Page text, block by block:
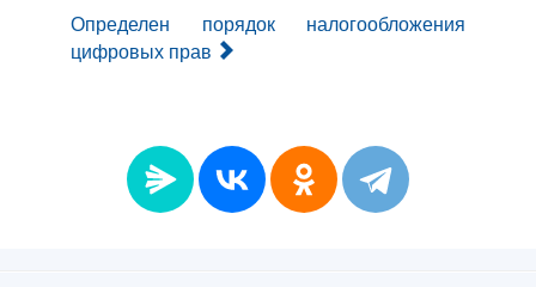
Определен порядок налогообложения
цифровых прав